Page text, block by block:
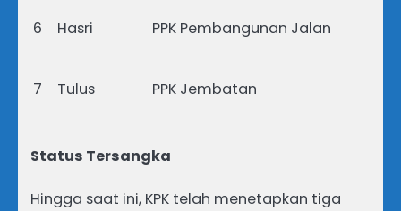
6 Hasri PPK Pembangunan Jalan
7 Tulus PPK Jembatan
Status Tersangka
Hingga saat ini, KPK telah menetapkan tiga